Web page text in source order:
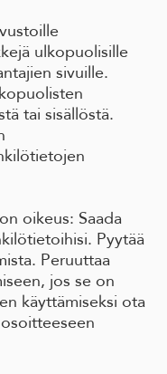
ulkopuolisille
sivuille.
tai sisällöstä.
oikeus: Saada
Pyytää
Peruuttaa
jos se on
käyttämiseksi ota